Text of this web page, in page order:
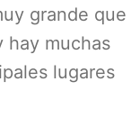
grande que
hay muchas
lugares